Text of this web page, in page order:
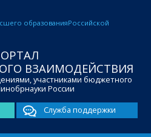
образованияРоссийской
ВЗАИМОДЕЙСТВИЯ
участниками бюджетного
России
Служба поддержки